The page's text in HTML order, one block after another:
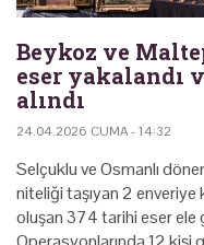
Beykoz ve
eser yakalandı
alındı
24.04.2026 CUMA - 14:32
Selçuklu ve Osmanlı
niteliği taşıyan 2
oluşan 374 tarihi eser